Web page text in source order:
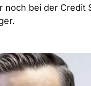
noch bei der Credit